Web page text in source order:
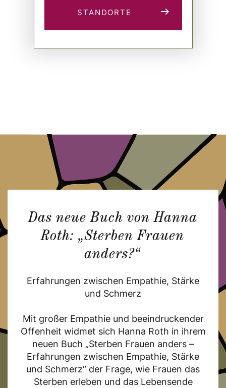
STANDORTE
Das neue Buch von Hanna
Roth: „Sterben Frauen
anders?“
Erfahrungen zwischen Empathie, Stärke
und Schmerz
Mit großer Empathie und beeindruckender
Offenheit widmet sich Hanna Roth in ihrem
neuen Buch „Sterben Frauen anders –
Erfahrungen zwischen Empathie, Stärke
und Schmerz“ der Frage, wie Frauen das
Sterben erleben und das Lebensende